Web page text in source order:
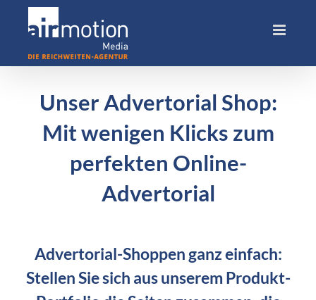
Unser Advertorial Shop:
Mit wenigen Klicks zum
perfekten Online-
Advertorial
Advertorial-Shoppen ganz einfach:
Stellen Sie sich aus unserem Produkt-